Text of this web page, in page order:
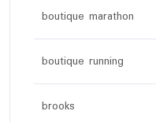
boutique marathon
boutique running
brooks